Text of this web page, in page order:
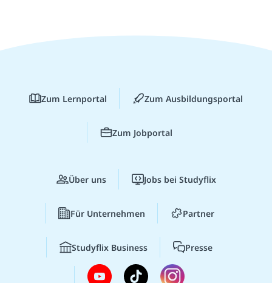
Zum Lernportal Zum Ausbildungsportal
Zum Jobportal
Über uns Jobs bei Studyflix
Für Unternehmen Partner
Studyflix Business Presse